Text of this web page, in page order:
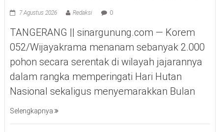
7 Agustus 2026 Redaksi 0
TANGERANG || sinargunung.com — Korem
052/Wijayakrama menanam sebanyak 2.000
pohon secara serentak di wilayah jajarannya
dalam rangka memperingati Hari Hutan
Nasional sekaligus menyemarakkan Bulan
Selengkapnya